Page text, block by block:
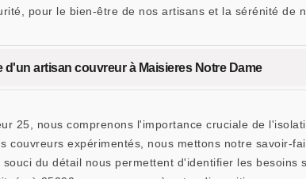
pour le bien-être de nos artisans et la sérénité de
d'un artisan couvreur à Maisieres Notre Dame
25, nous comprenons l'importance cruciale de
couvreurs expérimentés, nous mettons notre savoir-
du détail nous permettent d'identifier les